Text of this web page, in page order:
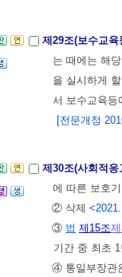
제29조(보수교
는 때에는 해
을 실시하게
서 보수교육등
[전문개정
제30조(사회적
에 따른 보호
② 삭제
③ 법 제15조
기간 중 최초
④ 통일부장관